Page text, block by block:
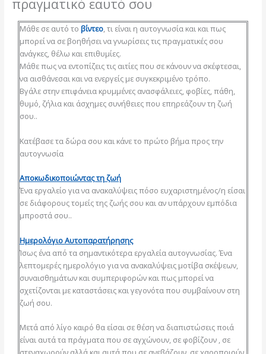
πραγματικό εαυτό σου
Μάθε σε αυτό το βίντεο, τι είναι η αυτογνωσία και και πως
μπορεί να σε βοηθήσει να γνωρίσεις τις πραγματικές σου
ανάγκες, θέλω και επιθυμίες.
Μάθε πως να εντοπίζεις τις αιτίες που σε κάνουν να σκέφτεσαι,
να αισθάνεσαι και να ενεργείς με συγκεκριμένο τρόπο.
Βγάλε στην επιφάνεια κρυμμένες ανασφάλειες, φοβίες, πάθη,
θυμό, ζήλια και άσχημες συνήθειες που επηρεάζουν τη ζωή
σου..
Κατέβασε τα δώρα σου και κάνε το πρώτο βήμα προς την
αυτογνωσία
Αποκωδικοποιώντας τη ζωή
Ένα εργαλείο για να ανακαλύψεις πόσο ευχαριστημένος/η είσαι
σε διάφορους τομείς της ζωής σου και αν υπάρχουν εμπόδια
μπροστά σου..
Ημερολόγιο Αυτοπαρατήρησης
Ίσως ένα από τα σημαντικότερα εργαλεία αυτογνωσίας. Ένα
λεπτομερές ημερολόγιο για να ανακαλύψεις μοτίβα σκέψεων,
συναισθημάτων και συμπεριφορών και πως μπορεί να
σχετίζονται με καταστάσεις και γεγονότα που συμβαίνουν στη
ζωή σου.
Μετά από λίγο καιρό θα είσαι σε θέση να διαπιστώσεις ποιά
είναι αυτά τα πράγματα που σε αγχώνουν, σε φοβίζουν , σε